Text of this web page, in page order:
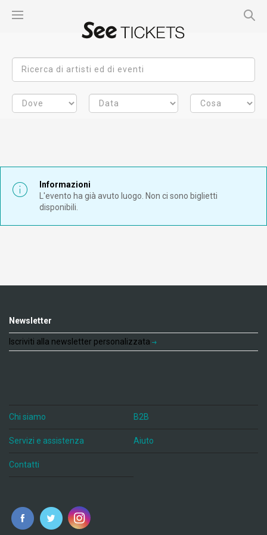
Informazioni
L'evento ha già avuto luogo. Non ci sono biglietti
disponibili.
Newsletter
Iscriviti alla newsletter personalizzata
Chi siamo B2B
Servizi e assistenza Aiuto
Contatti